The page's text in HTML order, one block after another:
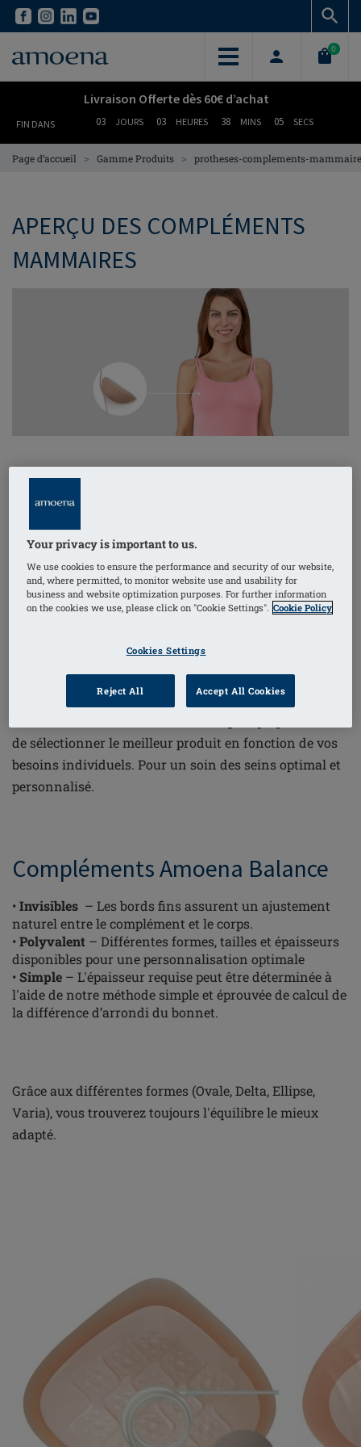
Skip
content
Skip
content
0
Livraison Offerte dès 60€ d’achat
FIN DANS 03 JOURS 03 HEURES 38 MINS 04 SECS
Page d’accueil > Gamme Produits > protheses-complements-
APERÇU DES COMPLÉMENTS
MAMMAIRES
Les compléments mammaires Amoena compensent
l'asymétrie après une chirurgie partielle, une
en cas de développement naturel inégal des seins. Les
compléments mammaires en silicone souple
s'adaptent parfaitement aux courbes naturelles du
tissu mammaire restant et remplissent les bonnets du
prévenant les tensions, en améliorant la posture et en
corrigeant les déséquilibres musculaires.
Nos compléments, comme nos prothèses mammaires,
de sélectionner le meilleur produit en fonction de vos
besoins individuels. Pour un soin des seins optimal et
personnalisé.
Compléments Amoena Balance
•Invisibles – Les bords fins assurent un ajustement
naturel entre le complément et le corps.
•Polyvalent – Différentes formes, tailles et épaisseurs
disponibles pour une personnalisation optimale
•Simple – L'épaisseur requise peut être déterminée à
l'aide de notre méthode simple et éprouvée de calcul de
la différence d’arrondi du bonnet.
Grâce aux différentes formes (Ovale, Delta, Ellipse,
Varia), vous trouverez toujours l'équilibre le mieux
adapté.
Your privacy is important to us.
We use cookies to ensure the performance and security of our website,
and, where permitted, to monitor website use and usability for
business and website optimization purposes. For further information
on the cookies we use, please click on "Cookie Settings". Cookie Policy
Cookies Settings
Reject All Accept All Cookies